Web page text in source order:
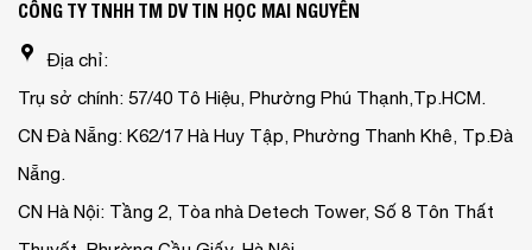
CÔNG TY TNHH TM DV TIN HỌC MAI NGUYỄN
Địa chỉ:
Trụ sở chính: 57/40 Tô Hiệu, Phường Phú Thạnh,Tp.HCM.
CN Đà Nẵng: K62/17 Hà Huy Tập, Phường Thanh Khê, Tp.Đà
Nẵng.
CN Hà Nội: Tầng 2, Tòa nhà Detech Tower, Số 8 Tôn Thất